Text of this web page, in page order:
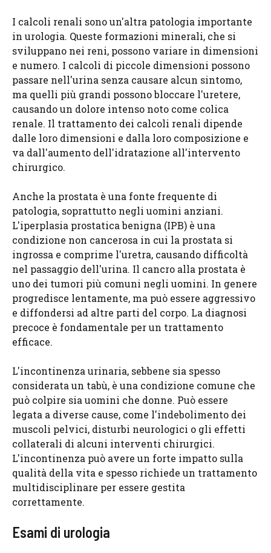
I calcoli renali sono un'altra patologia importante
in urologia. Queste formazioni minerali, che si
sviluppano nei reni, possono variare in dimensioni
e numero. I calcoli di piccole dimensioni possono
passare nell'urina senza causare alcun sintomo,
ma quelli più grandi possono bloccare l'uretere,
causando un dolore intenso noto come colica
renale. Il trattamento dei calcoli renali dipende
dalle loro dimensioni e dalla loro composizione e
va dall'aumento dell'idratazione all'intervento
chirurgico.
Anche la prostata è una fonte frequente di
patologia, soprattutto negli uomini anziani.
L'iperplasia prostatica benigna (IPB) è una
condizione non cancerosa in cui la prostata si
ingrossa e comprime l'uretra, causando difficoltà
nel passaggio dell'urina. Il cancro alla prostata è
uno dei tumori più comuni negli uomini. In genere
progredisce lentamente, ma può essere aggressivo
e diffondersi ad altre parti del corpo. La diagnosi
precoce è fondamentale per un trattamento
efficace.
L'incontinenza urinaria, sebbene sia spesso
considerata un tabù, è una condizione comune che
può colpire sia uomini che donne. Può essere
legata a diverse cause, come l'indebolimento dei
muscoli pelvici, disturbi neurologici o gli effetti
collaterali di alcuni interventi chirurgici.
L'incontinenza può avere un forte impatto sulla
qualità della vita e spesso richiede un trattamento
multidisciplinare per essere gestita
correttamente.
Esami di urologia